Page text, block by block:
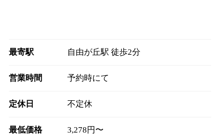
最寄駅 自由が丘駅 徒歩2分
営業時間 予約時にて
定休日 不定休
最低価格 3,278円〜